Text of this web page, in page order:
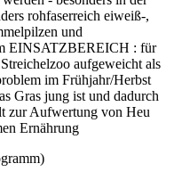
rohfaserreich eiweiß-,
und
EINSATZBEREICH : für
aufgeweicht als
im Frühjahr/Herbst
Gras jung ist und dadurch
zur Aufwertung von Heu
Ernährung